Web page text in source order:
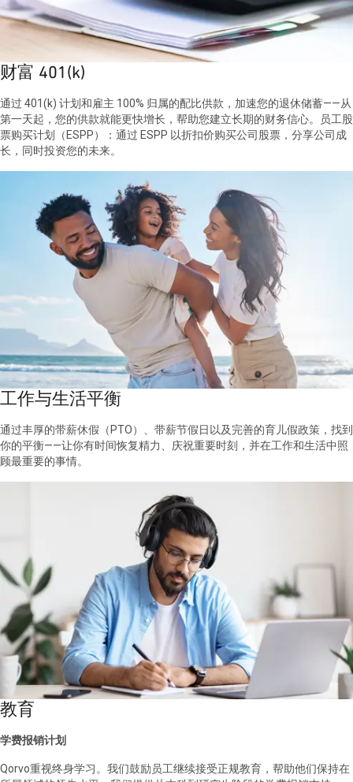
财富 401(k)
通过 401(k) 计划和雇主 100% 归属的配比供款，加速您的退休储蓄——从
第一天起，您的供款就能更快增长，帮助您建立长期的财务信心。员工股
票购买计划（ESPP）：通过 ESPP 以折扣价购买公司股票，分享公司成
长，同时投资您的未来。
工作与生活平衡
通过丰厚的带薪休假（PTO）、带薪节假日以及完善的育儿假政策，找到
你的平衡——让你有时间恢复精力、庆祝重要时刻，并在工作和生活中照
顾最重要的事情。
教育
学费报销计划
Qorvo重视终身学习。我们鼓励员工继续接受正规教育，帮助他们保持在